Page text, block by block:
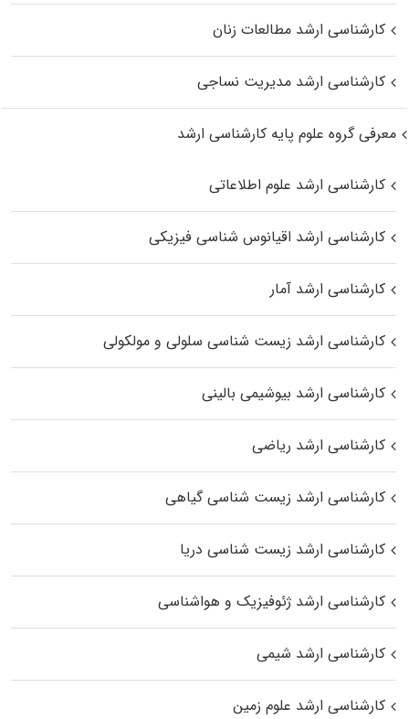
کارشناسی ارشد مطالعات زنان
کارشناسی ارشد مدیریت نساجی
معرفی گروه علوم پایه کارشناسی ارشد
کارشناسی ارشد علوم اطلاعاتی
کارشناسی ارشد اقیانوس‌ شناسی فیزیکی
کارشناسی ارشد آمار
کارشناسی ارشد زیست شناسی سلولی و مولکولی
کارشناسی ارشد بیوشیمی بالینی
کارشناسی ارشد ریاضی
کارشناسی ارشد زیست‌ شناسی گیاهی
کارشناسی ارشد زیست‌ شناسی دریا
کارشناسی ارشد ژئوفیزیک و هواشناسی
کارشناسی ارشد شیمی
کارشناسی ارشد علوم زمین